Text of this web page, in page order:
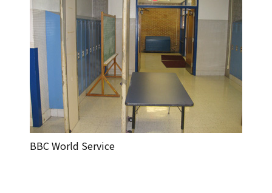
BBC World Service